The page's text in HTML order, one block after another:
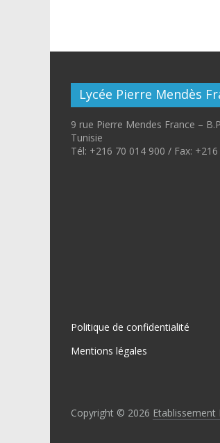
Lycée Pierre Mendès
9 rue Pierre Mendes France –
Tunisie
Tél: +216 70 014 900 / Fax:
Politique de confidentialité
Mentions légales
Copyright © 2026 Etablissement